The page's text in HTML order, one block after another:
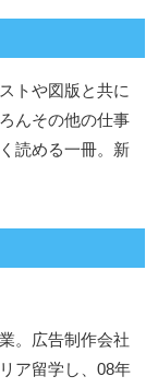
トや図版と共に
んその他の仕事
読める一冊。新
。広告制作会社
ア留学し、08年